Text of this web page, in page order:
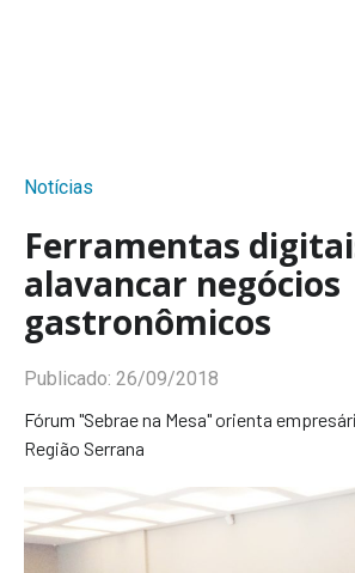
Notícias
Ferramentas
alavancar negócios
gastronômicos
Publicado: 26/09/2018
Fórum "Sebrae na Mesa" orienta
Região Serrana